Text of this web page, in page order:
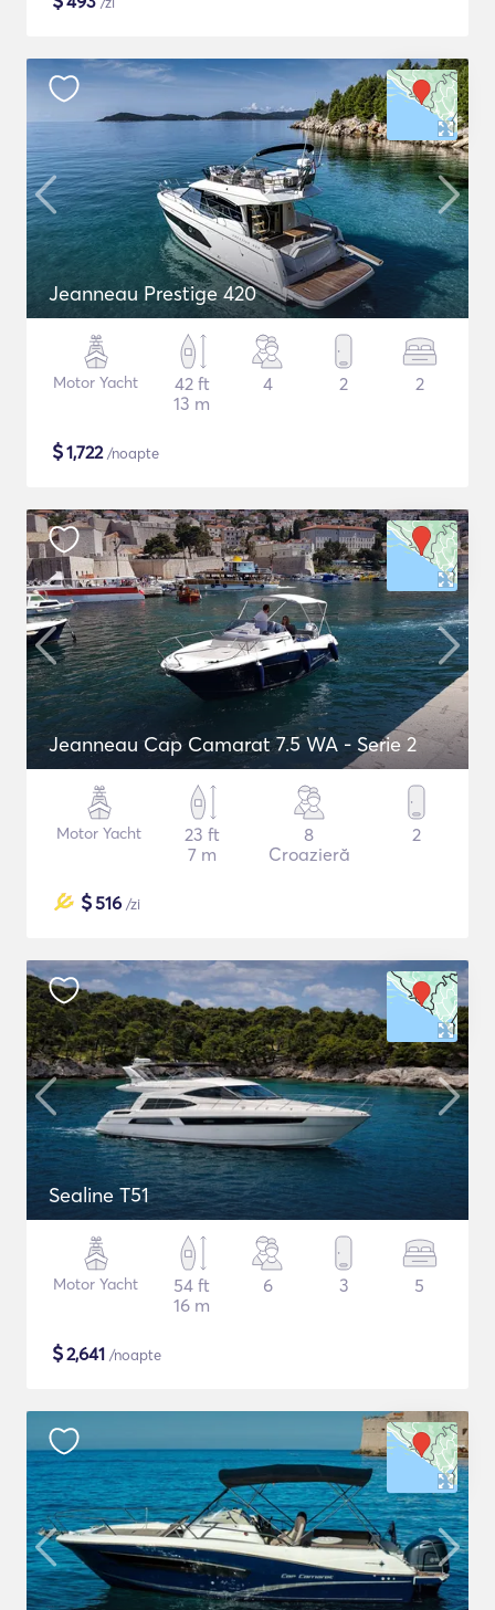
Jeanneau Prestige 420
Motor Yacht
42 ft
13 m
4 2 2
$1,722/noapte
Jeanneau Cap Camarat 7.5 WA - Serie 2
Motor Yacht
23 ft
7 m
8
Croazieră
2
$516 /zi
Sealine T51
Motor Yacht
54 ft
16 m
6 3 5
$2,641 /noapte